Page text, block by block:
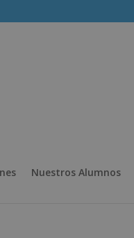
Nuestros Alumnos